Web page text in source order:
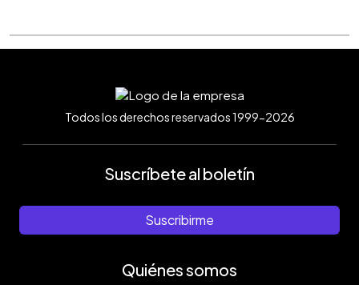
Todos los derechos reservados 1999-2026
Suscríbete al boletín
Suscribirme
Quiénes somos